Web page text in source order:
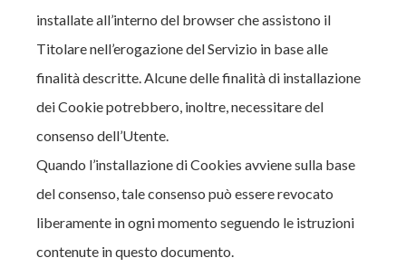
Contatti
installate all’interno del browser che assistono il
Titolare nell’erogazione del Servizio in base alle
finalità descritte. Alcune delle finalità di installazione
dei Cookie potrebbero, inoltre, necessitare del
consenso dell’Utente.
Quando l’installazione di Cookies avviene sulla base
del consenso, tale consenso può essere revocato
liberamente in ogni momento seguendo le istruzioni
contenute in questo documento.